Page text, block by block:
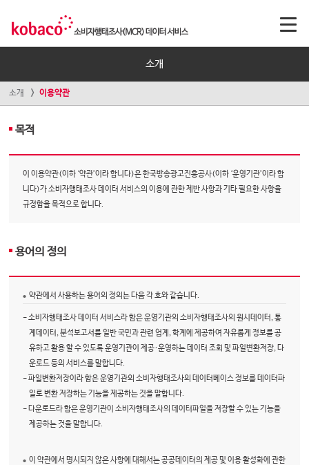
소개
소개 이용약관
목적
이 이용약관(이하 ‘약관’이라 합니다)은 한국방송광고진흥공사(이하 ‘운영기관’이라 합
니다)가 소비자행태조사 데이터 서비스의 이용에 관한 제반 사항과 기타 필요한 사항을
규정함을 목적으로 합니다.
용어의 정의
약관에서 사용하는 용어의 정의는 다음 각 호와 같습니다.
- 소비자행태조사 데이터 서비스라 함은 운영기관의 소비자행태조사의 원시데이터, 통
계데이터, 분석보고서를 일반 국민과 관련 업계, 학계에 제공하여 자유롭게 정보를 공
유하고 활용 할 수 있도록 운영기관이 제공·운영하는 데이터 조회 및 파일변환저장, 다
운로드 등의 서비스를 말합니다.
- 파일변환저장이라 함은 운영기관의 소비자행태조사의 데이터베이스 정보를 데이터파
일로 변환 저장하는 기능을 제공하는 것을 말합니다.
- 다운로드라 함은 운영기관이 소비자행태조사의 데이터파일을 저장할 수 있는 기능을
제공하는 것을 말합니다.
이 약관에서 명시되지 않은 사항에 대해서는 공공데이터의 제공 및 이용 활성화에 관한